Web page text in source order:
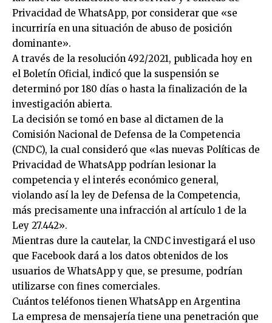
Privacidad de WhatsApp, por considerar que «se
incurriría en una situación de abuso de posición
dominante».
A través de la resolución 492/2021, publicada hoy en
el Boletín Oficial, indicó que la suspensión se
determinó por 180 días o hasta la finalización de la
investigación abierta.
La decisión se tomó en base al dictamen de la
Comisión Nacional de Defensa de la Competencia
(CNDC), la cual consideró que «las nuevas Políticas de
Privacidad de WhatsApp podrían lesionar la
competencia y el interés económico general,
violando así la ley de Defensa de la Competencia,
más precisamente una infracción al artículo 1 de la
Ley 27.442».
Mientras dure la cautelar, la CNDC investigará el uso
que Facebook dará a los datos obtenidos de los
usuarios de WhatsApp y que, se presume, podrían
utilizarse con fines comerciales.
Cuántos teléfonos tienen WhatsApp en Argentina
La empresa de mensajería tiene una penetración que